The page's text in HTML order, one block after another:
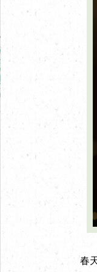
春天